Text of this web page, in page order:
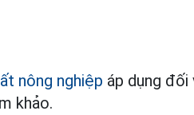
nông nghiệp áp dụng
khảo.